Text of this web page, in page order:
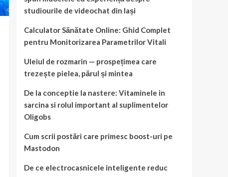
studiourile de videochat din Iași
Calculator Sănătate Online: Ghid Complet
pentru Monitorizarea Parametrilor Vitali
Uleiul de rozmarin — prospețimea care
trezește pielea, părul și mintea
De la conceptie la nastere: Vitaminele in
sarcina si rolul important al suplimentelor
Oligobs
Cum scrii postări care primesc boost-uri pe
Mastodon
De ce electrocasnicele inteligente reduc